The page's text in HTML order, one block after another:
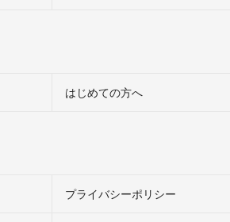
はじめての方へ
プライバシーポリシー